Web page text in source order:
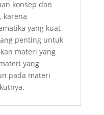
konsep dan
karena
yang kuat
penting untuk
materi yang
yang
pada materi